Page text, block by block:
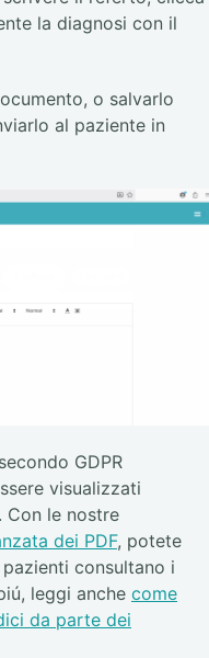
la diagnosi con il
o salvarlo
al paziente in
GDPR
visualizzati
Con le nostre
dei PDF, potete
consultano i
leggi anche come
da parte dei